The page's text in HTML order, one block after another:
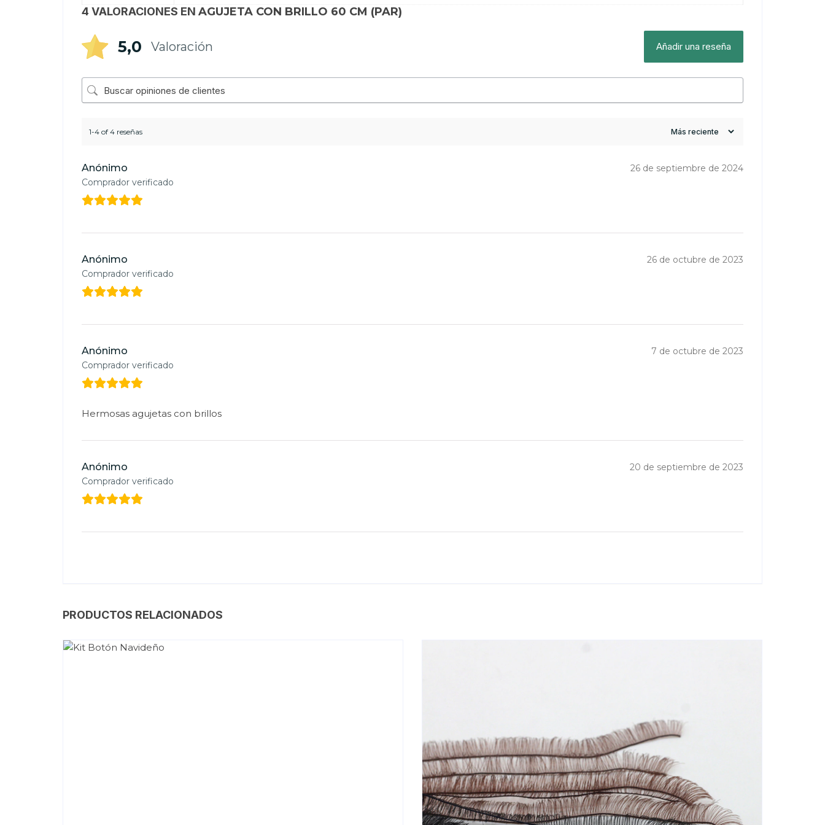
4 VALORACIONES EN AGUJETA CON BRILLO 60 CM (PAR)
5,0 Valoración Añadir una reseña
1-4 of 4 reseñas
Anónimo
Comprador verificado
26 de septiembre de 2024
Anónimo
Comprador verificado
26 de octubre de 2023
Anónimo
Comprador verificado
7 de octubre de 2023
Hermosas agujetas con brillos
Anónimo
Comprador verificado
20 de septiembre de 2023
PRODUCTOS RELACIONADOS